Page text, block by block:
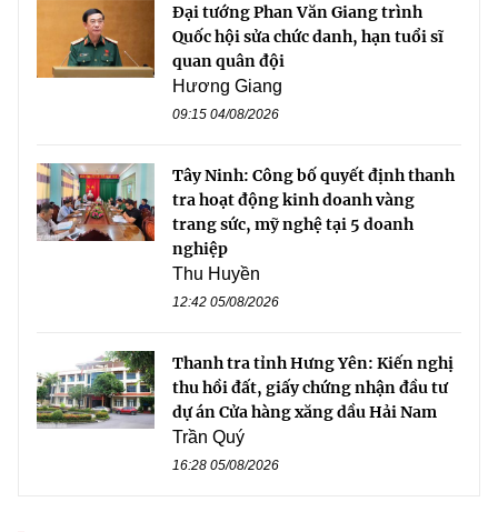
Đại tướng Phan Văn Giang trình
Quốc hội sửa chức danh, hạn tuổi sĩ
quan quân đội
Hương Giang
09:15 04/08/2026
Tây Ninh: Công bố quyết định thanh
tra hoạt động kinh doanh vàng
trang sức, mỹ nghệ tại 5 doanh
nghiệp
Thu Huyền
12:42 05/08/2026
Thanh tra tỉnh Hưng Yên: Kiến nghị
thu hồi đất, giấy chứng nhận đầu tư
dự án Cửa hàng xăng dầu Hải Nam
Trần Quý
16:28 05/08/2026